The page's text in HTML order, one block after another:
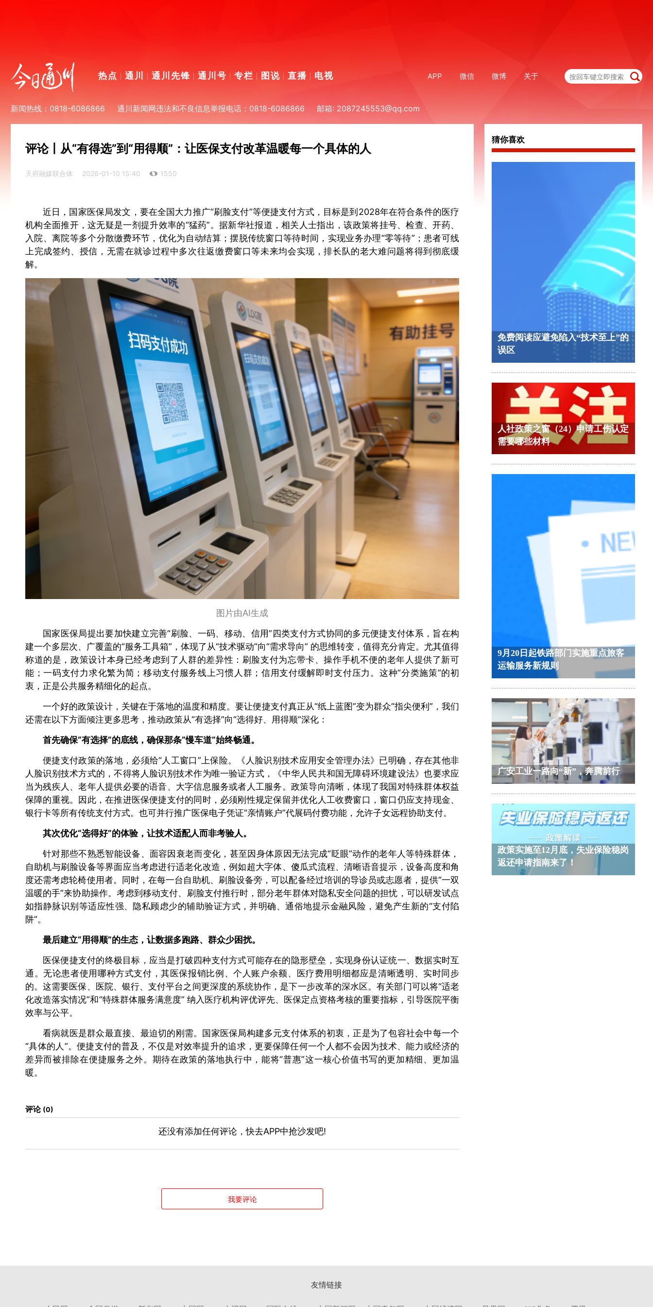
热点 通川 通川先锋 通川号 专栏 图说 直播 电视 APP 微信 微博 关于
新闻热线：0818-6086866 通川新闻网违法和不良信息举报电话：0818-6086866 邮箱: 2087245553@qq.com
评论丨从“有得选”到“用得顺”：让医保支付改革温暖每一个具体的人
天府融媒联合体 2026-01-10 15:40 1550
近日，国家医保局发文，要在全国大力推广“刷脸支付”等便捷支付方式，目标是到2028年在符合条件的医疗
机构全面推开，这无疑是一剂提升效率的“猛药”。据新华社报道，相关人士指出，该政策将挂号、检查、开药、
入院、离院等多个分散缴费环节，优化为自动结算；摆脱传统窗口等待时间，实现业务办理“零等待”；患者可线
上完成签约、授信，无需在就诊过程中多次往返缴费窗口等未来均会实现，排长队的老大难问题将得到彻底缓
解。
图片由AI生成
国家医保局提出要加快建立完善“刷脸、一码、移动、信用”四类支付方式协同的多元便捷支付体系，旨在构
建一个多层次、广覆盖的“服务工具箱”，体现了从“技术驱动”向“需求导向” 的思维转变，值得充分肯定。尤其值得
称道的是，政策设计本身已经考虑到了人群的差异性：刷脸支付为忘带卡、操作手机不便的老年人提供了新可
能；一码支付力求化繁为简；移动支付服务线上习惯人群；信用支付缓解即时支付压力。这种“分类施策”的初
衷，正是公共服务精细化的起点。
一个好的政策设计，关键在于落地的温度和精度。要让便捷支付真正从“纸上蓝图”变为群众“指尖便利”，我们
还需在以下方面倾注更多思考，推动政策从“有选择”向“选得好、用得顺”深化：
首先确保“有选择”的底线，确保那条“慢车道”始终畅通。
便捷支付政策的落地，必须给“人工窗口”上保险。《人脸识别技术应用安全管理办法》已明确，存在其他非
人脸识别技术方式的，不得将人脸识别技术作为唯一验证方式，《中华人民共和国无障碍环境建设法》也要求应
当为残疾人、老年人提供必要的语音、大字信息服务或者人工服务。政策导向清晰，体现了我国对特殊群体权益
保障的重视。因此，在推进医保便捷支付的同时，必须刚性规定保留并优化人工收费窗口，窗口仍应支持现金、
银行卡等所有传统支付方式。也可并行推广医保电子凭证“亲情账户”代展码付费功能，允许子女远程协助支付。
其次优化“选得好”的体验，让技术适配人而非考验人。
针对那些不熟悉智能设备、面容因衰老而变化，甚至因身体原因无法完成“眨眼”动作的老年人等特殊群体，
自助机与刷脸设备等界面应当考虑进行适老化改造，例如超大字体、傻瓜式流程、清晰语音提示，设备高度和角
度还需考虑轮椅使用者。同时，在每一台自助机、刷脸设备旁，可以配备经过培训的导诊员或志愿者，提供“一双
温暖的手”来协助操作。考虑到移动支付、刷脸支付推行时，部分老年群体对隐私安全问题的担忧，可以研发试点
如指静脉识别等适应性强、隐私顾虑少的辅助验证方式，并明确、通俗地提示金融风险，避免产生新的“支付陷
阱”。
最后建立“用得顺”的生态，让数据多跑路、群众少困扰。
医保便捷支付的终极目标，应当是打破四种支付方式可能存在的隐形壁垒，实现身份认证统一、数据实时互
通。无论患者使用哪种方式支付，其医保报销比例、个人账户余额、医疗费用明细都应是清晰透明、实时同步
的。这需要医保、医院、银行、支付平台之间更深度的系统协作，是下一步改革的深水区。有关部门可以将“适老
化改造落实情况”和“特殊群体服务满意度” 纳入医疗机构评优评先、医保定点资格考核的重要指标，引导医院平衡
效率与公平。
看病就医是群众最直接、最迫切的刚需。国家医保局构建多元支付体系的初衷，正是为了包容社会中每一个
“具体的人”。便捷支付的普及，不仅是对效率提升的追求，更要保障任何一个人都不会因为技术、能力或经济的
差异而被排除在便捷服务之外。期待在政策的落地执行中，能将“普惠”这一核心价值书写的更加精细、更加温
暖。
评论 0
还没有添加任何评论，快去APP中抢沙发吧!
我要评论
猜你喜欢
免费阅读应避免陷入“技术至上”的
误区
人社政策之窗（24）申请工伤认定
需要哪些材料
9月20日起铁路部门实施重点旅客
运输服务新规则
广安工业一路向“新”，奔腾前行
政策实施至12月底，失业保险稳岗
返还申请指南来了！
友情链接